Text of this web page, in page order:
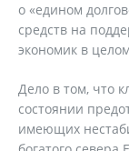
о «едином
средств на
экономик в
Дело в том, что
состоянии
имеющих